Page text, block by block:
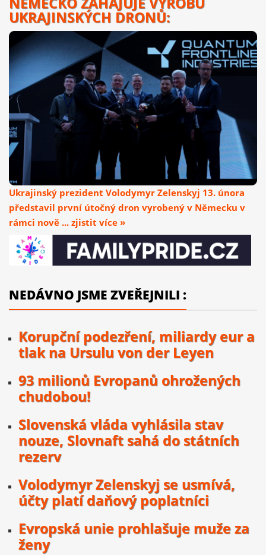
UKRAJINSKÝCH DRONŮ:
Ukrajinský prezident Volodymyr Zelenskyj 13. února
představil první útočný dron vyrobený v Německu v
rámci nově ... zjistit více »
NEDÁVNO JSME ZVEŘEJNILI :
Korupční podezření, miliardy eur a
tlak na Ursulu von der Leyen
93 milionů Evropanů ohrožených
chudobou!
Slovenská vláda vyhlásila stav
nouze, Slovnaft sahá do státních
rezerv
Volodymyr Zelenskyj se usmívá,
účty platí daňový poplatníci
Evropská unie prohlašuje muže za
ženy